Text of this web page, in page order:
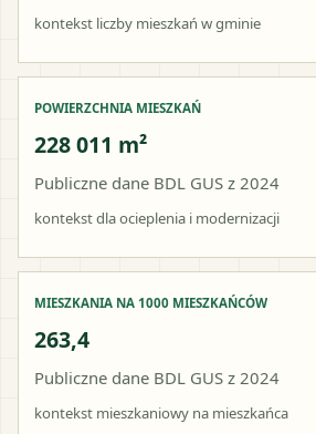
kontekst liczby mieszkań w gminie
POWIERZCHNIA MIESZKAŃ
228 011 m²
Publiczne dane BDL GUS z 2024
kontekst dla ocieplenia i modernizacji
MIESZKANIA NA 1000 MIESZKAŃCÓW
263,4
Publiczne dane BDL GUS z 2024
kontekst mieszkaniowy na mieszkańca